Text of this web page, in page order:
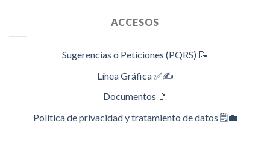
ACCESOS
Sugerencias o Peticiones (PQRS) 📝
Línea Gráfica ✅✍️
Documentos 🚩
Política de privacidad y tratamiento de datos 🗒️💼